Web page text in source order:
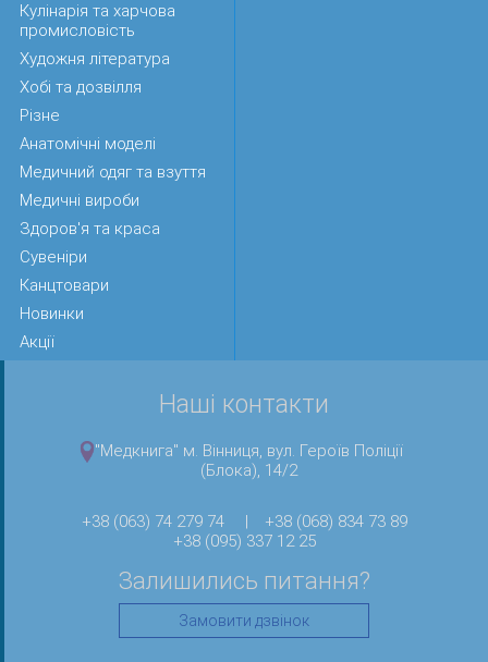
Кулінарія та харчова
промисловість
Художня література
Хобі та дозвілля
Різне
Анатомічні моделі
Медичний одяг та взуття
Медичні вироби
Здоров'я та краса
Сувеніри
Канцтовари
Новинки
Акції
Наші контакти
"Медкнига" м. Вінниця, вул. Героїв Поліції
(Блока), 14/2
+38 (063) 74 279 74 |
+38 (068) 834 73 89
+38 (095) 337 12 25
Залишились питання?
Замовити дзвінок